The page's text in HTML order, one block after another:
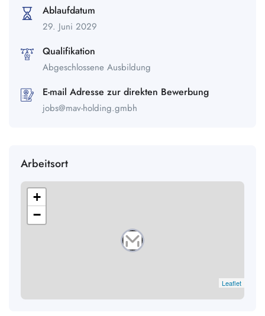
Ablaufdatum
29. Juni 2029
Qualifikation
Abgeschlossene Ausbildung
E-mail Adresse zur direkten Bewerbung
jobs@mav-holding.gmbh
Arbeitsort
+
−
Leaflet